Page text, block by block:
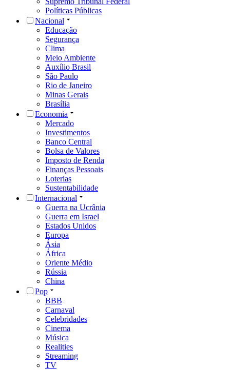
Políticas Públicas
Nacional
Educação
Segurança
Clima
Meio Ambiente
Auxílio Brasil
São Paulo
Rio de Janeiro
Minas Gerais
Brasília
Economia
Mercado
Investimentos
Banco Central
Bolsa de Valores
Imposto de Renda
Finanças Pessoais
Loterias
Sustentabilidade
Internacional
Guerra na Ucrânia
Guerra em Israel
Estados Unidos
Europa
Ásia
África
Oriente Médio
Rússia
China
Pop
BBB
Carnaval
Celebridades
Cinema
Música
Realities
Streaming
TV